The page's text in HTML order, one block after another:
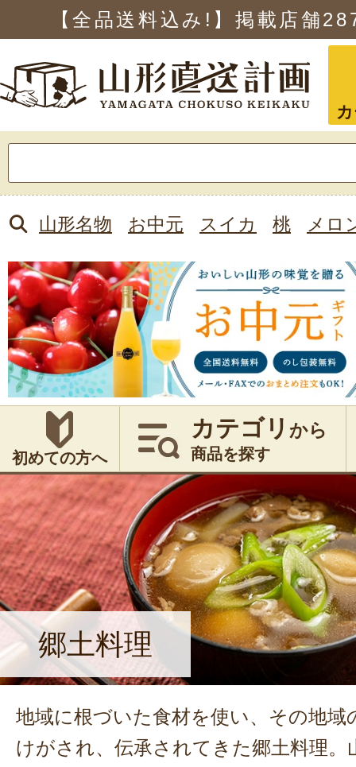
【全品送料込み!】掲載店舗
索:
山形名物 お中元 スイカ 桃 メロ
初めての方へ
カテゴリ から
商品を探す
郷土料理
地域に根づいた食材を使い、その地域
けがされ、伝承されてきた郷土料理。